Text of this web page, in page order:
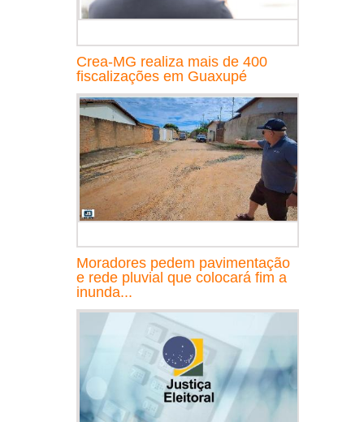
Crea-MG realiza mais de 400
fiscalizações em Guaxupé
Moradores pedem pavimentação
e rede pluvial que colocará fim a
inunda...